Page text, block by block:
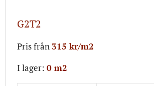
G2T2
Pris från 315 kr/m2
I lager: 0 m2